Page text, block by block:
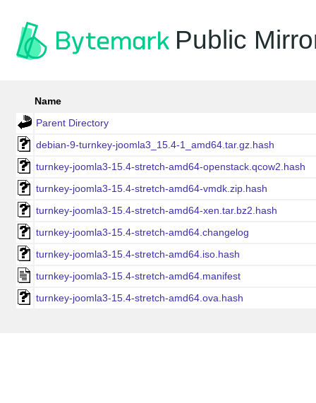
Public
Name
Parent Directory
debian-9-turnkey-joomla3_15.4-1_amd64.tar.gz.hash
turnkey-joomla3-15.4-stretch-amd64-openstack.qcow2.hash
turnkey-joomla3-15.4-stretch-amd64-vmdk.zip.hash
turnkey-joomla3-15.4-stretch-amd64-xen.tar.bz2.hash
turnkey-joomla3-15.4-stretch-amd64.changelog
turnkey-joomla3-15.4-stretch-amd64.iso.hash
turnkey-joomla3-15.4-stretch-amd64.manifest
turnkey-joomla3-15.4-stretch-amd64.ova.hash